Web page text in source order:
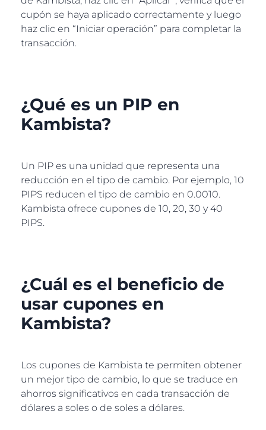
cupón se haya aplicado correctamente y luego
haz clic en “Iniciar operación” para completar la
transacción.
¿Qué es un PIP en
Kambista?
Un PIP es una unidad que representa una
reducción en el tipo de cambio. Por ejemplo, 10
PIPS reducen el tipo de cambio en 0.0010.
Kambista ofrece cupones de 10, 20, 30 y 40
PIPS.
¿Cuál es el beneficio de
usar cupones en
Kambista?
Los cupones de Kambista te permiten obtener
un mejor tipo de cambio, lo que se traduce en
ahorros significativos en cada transacción de
dólares a soles o de soles a dólares.